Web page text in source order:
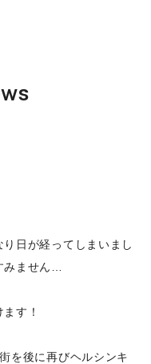
日が経ってしまいまし
ません…
す！
を後に再びヘルシンキ